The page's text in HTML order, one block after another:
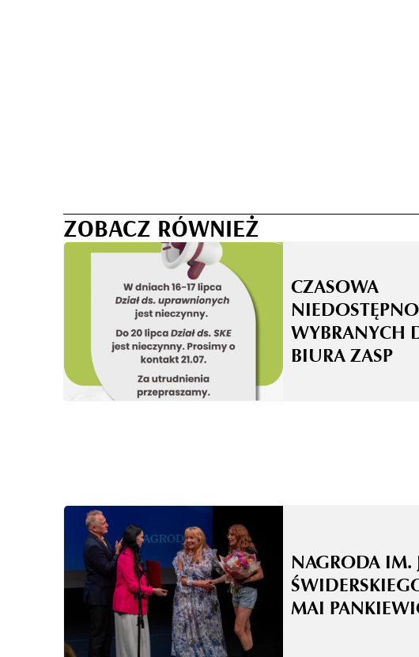
ZOBACZ RÓWNIEŻ
CZASOWA
WYBRANYCH
BIURA ZASP
NAGRODA IM.
MAI